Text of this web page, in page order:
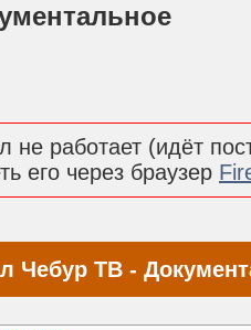
работает (идёт
его через браузер
Чебур ТВ -